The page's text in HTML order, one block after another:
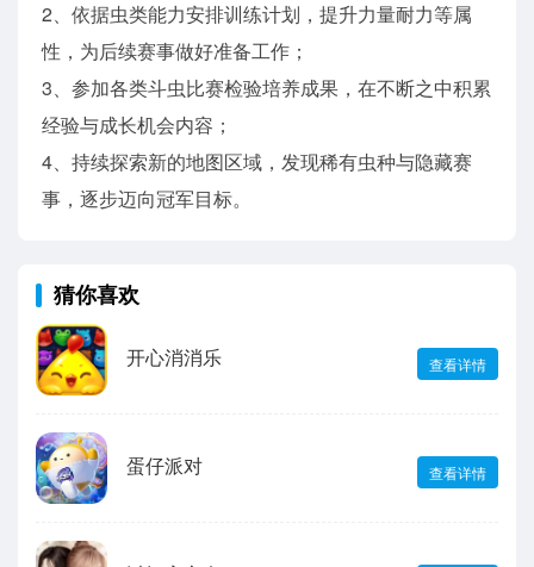
2、依据虫类能力安排训练计划，提升力量耐力等属
性，为后续赛事做好准备工作；
3、参加各类斗虫比赛检验培养成果，在不断之中积累
经验与成长机会内容；
4、持续探索新的地图区域，发现稀有虫种与隐藏赛
事，逐步迈向冠军目标。
猜你喜欢
开心消消乐 查看详情
蛋仔派对 查看详情